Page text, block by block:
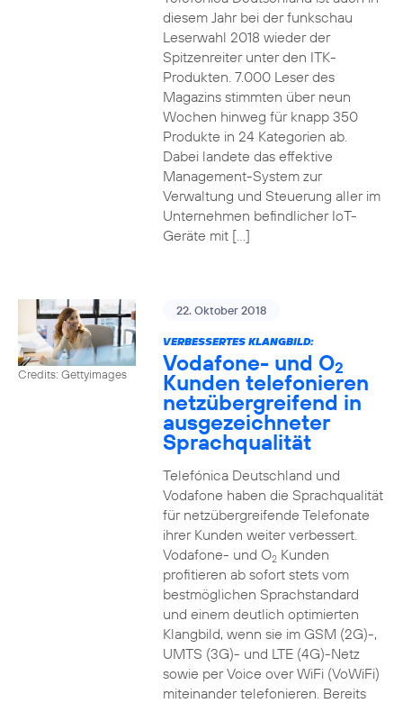
diesem Jahr bei der funkschau
Leserwahl 2018 wieder der
Spitzenreiter unter den ITK-
Produkten. 7.000 Leser des
Magazins stimmten über neun
Wochen hinweg für knapp 350
Produkte in 24 Kategorien ab.
Dabei landete das effektive
Management-System zur
Verwaltung und Steuerung aller im
Unternehmen befindlicher IoT-
Geräte mit […]
Credits: Gettyimages
22. Oktober 2018
VERBESSERTES KLANGBILD:
Vodafone- und O2
Kunden telefonieren
netzübergreifend in
ausgezeichneter
Sprachqualität
Telefónica Deutschland und
Vodafone haben die Sprachqualität
für netzübergreifende Telefonate
ihrer Kunden weiter verbessert.
Vodafone- und O2Kunden
profitieren ab sofort stets vom
bestmöglichen Sprachstandard
und einem deutlich optimierten
Klangbild, wenn sie im GSM (2G)-,
UMTS (3G)- und LTE (4G)-Netz
sowie per Voice over WiFi (VoWiFi)
miteinander telefonieren. Bereits